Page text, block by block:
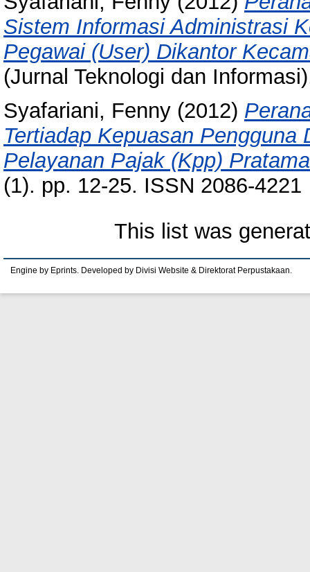
Sistem Informasi Administrasi
Pegawai (User) Dikantor
(Jurnal Teknologi dan
Syafariani, Fenny (2012)
Tertiadap Kepuasan
Pelayanan Pajak (Kpp)
(1). pp. 12-25. ISSN 2086-4221
This list was
Engine by Eprints. Developed by Divisi Website & Direktorat Perpustakaan.